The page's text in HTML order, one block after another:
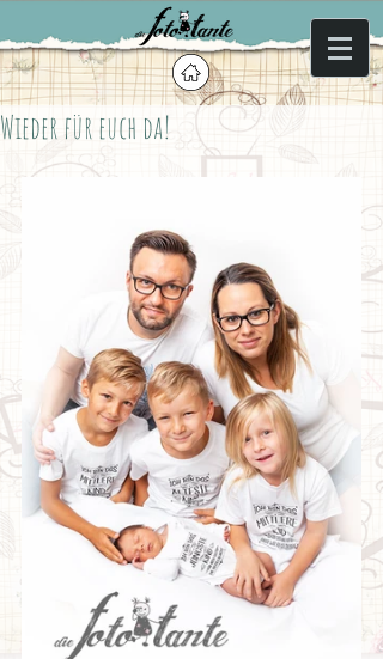
Wieder für euch da!